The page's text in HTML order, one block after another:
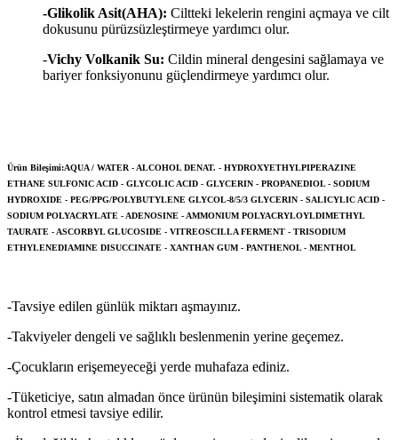
-Glikolik Asit(AHA): Ciltteki lekelerin rengini açmaya ve cilt
dokusunu pürüzsüzleştirmeye yardımcı olur.
-Vichy Volkanik Su: Cildin mineral dengesini sağlamaya ve
bariyer fonksiyonunu güçlendirmeye yardımcı olur.
Ürün Bileşimi:AQUA / WATER - ALCOHOL DENAT. - HYDROXYETHYLPIPERAZINE
ETHANE SULFONIC ACID - GLYCOLIC ACID - GLYCERIN - PROPANEDIOL - SODIUM
HYDROXIDE - PEG/PPG/POLYBUTYLENE GLYCOL-8/5/3 GLYCERIN - SALICYLIC ACID -
SODIUM POLYACRYLATE - ADENOSINE - AMMONIUM POLYACRYLOYLDIMETHYL
TAURATE - ASCORBYL GLUCOSIDE - VITREOSCILLA FERMENT - TRISODIUM
ETHYLENEDIAMINE DISUCCINATE - XANTHAN GUM - PANTHENOL - MENTHOL
-Tavsiye edilen günlük miktarı aşmayınız.
-Takviyeler dengeli ve sağlıklı beslenmenin yerine geçemez.
-Çocukların erişemeyeceği yerde muhafaza ediniz.
-Tüketiciye, satın almadan önce ürünün bileşimini sistematik olarak
kontrol etmesi tavsiye edilir.